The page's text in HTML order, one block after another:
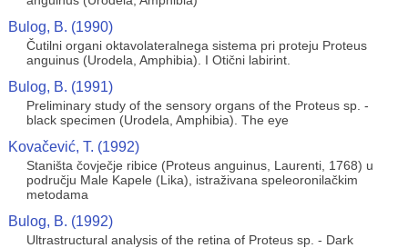
Bulog, B. (1990)
Čutilni organi oktavolateralnega sistema pri proteju Proteus
anguinus (Urodela, Amphibia). I Otični labirint.
Bulog, B. (1991)
Preliminary study of the sensory organs of the Proteus sp. -
black specimen (Urodela, Amphibia). The eye
Kovačević, T. (1992)
Staništa čovječje ribice (Proteus anguinus, Laurenti, 1768) u
području Male Kapele (Lika), istraživana speleoronilačkim
metodama
Bulog, B. (1992)
Ultrastructural analysis of the retina of Proteus sp. - Dark